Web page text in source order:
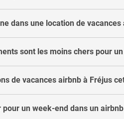
dans une location de vacances
sont les moins chers pour
de vacances airbnb à Fréjus
un week-end dans un